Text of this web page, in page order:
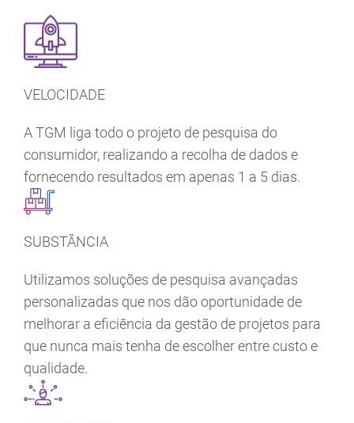
VELOCIDADE
A TGM liga todo o projeto de pesquisa do
consumidor, realizando a recolha de dados e
fornecendo resultados em apenas 1 a 5 dias.
SUBSTÂNCIA
Utilizamos soluções de pesquisa avançadas
personalizadas que nos dão oportunidade de
melhorar a eficiência da gestão de projetos para
que nunca mais tenha de escolher entre custo e
qualidade.